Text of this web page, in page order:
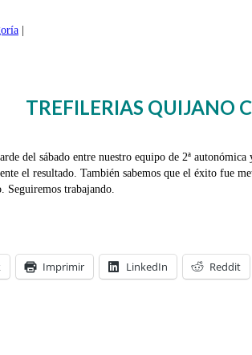
TREFILERIAS QUIJANO
del sábado entre nuestro equipo de 2ª
el resultado. También sabemos que el éxito fue
Seguiremos trabajando.
Imprimir LinkedIn Reddit